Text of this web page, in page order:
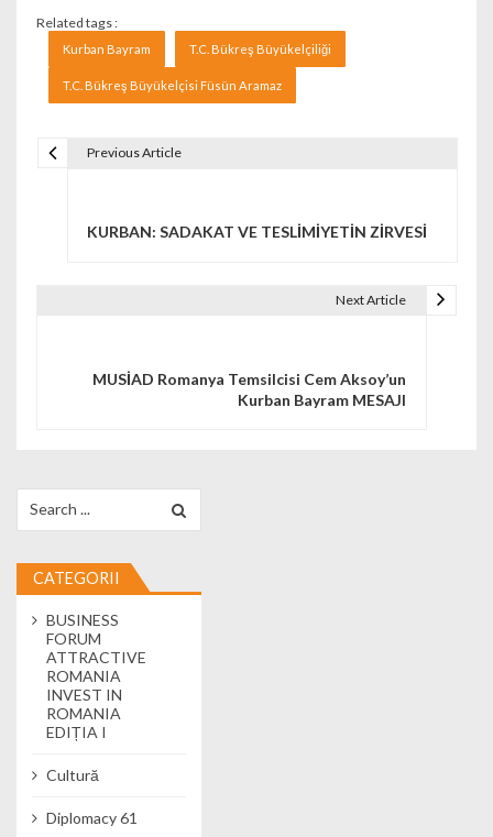
Related tags :
Kurban Bayram T.C. Bükreş Büyükelçiliği
T.C. Bükreş Büyükelçisi Füsün Aramaz
Previous Article
KURBAN: SADAKAT VE TESLİMİYETİN ZİRVESİ
Next Article
MUSİAD Romanya Temsilcisi Cem Aksoy’un
Kurban Bayram MESAJI
CATEGORII
BUSINESS
FORUM
ATTRACTIVE
ROMANIA
INVEST IN
ROMANIA
EDIȚIA I
Cultură
Diplomacy 61